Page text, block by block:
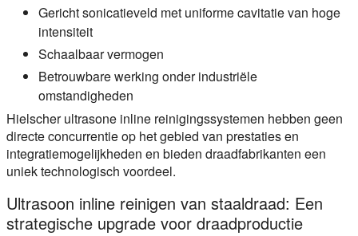
Gericht sonicatieveld met uniforme cavitatie van hoge
intensiteit
Schaalbaar vermogen
Betrouwbare werking onder industriële
omstandigheden
Hielscher ultrasone inline reinigingssystemen hebben geen
directe concurrentie op het gebied van prestaties en
integratiemogelijkheden en bieden draadfabrikanten een
uniek technologisch voordeel.
Ultrasoon inline reinigen van staaldraad: Een
strategische upgrade voor draadproductie